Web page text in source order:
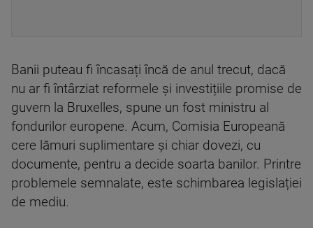
Banii puteau fi încasați încă de anul trecut, dacă
nu ar fi întârziat reformele și investițiile promise de
guvern la Bruxelles, spune un fost ministru al
fondurilor europene. Acum, Comisia Europeană
cere lămuri suplimentare și chiar dovezi, cu
documente, pentru a decide soarta banilor. Printre
problemele semnalate, este schimbarea legislației
de mediu.